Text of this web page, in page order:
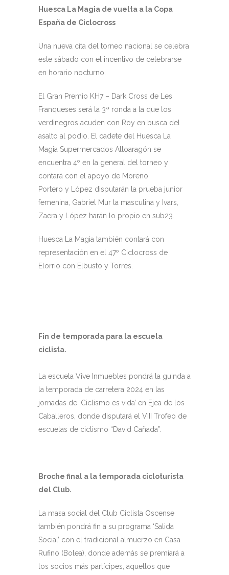
Huesca La Magia de vuelta a la Copa
España de Ciclocross
Una nueva cita del torneo nacional se celebra
este sábado con el incentivo de celebrarse
en horario nocturno.
El Gran Premio KH7 – Dark Cross de Les
Franqueses será la 3ª ronda a la que los
verdinegros acuden con Roy en busca del
asalto al podio. El cadete del Huesca La
Magia Supermercados Altoaragón se
encuentra 4º en la general del torneo y
contará con el apoyo de Moreno.
Portero y López disputarán la prueba junior
femenina, Gabriel Mur la masculina y Ivars,
Zaera y López harán lo propio en sub23.
Huesca La Magia también contará con
representación en el 47º Ciclocross de
Elorrio con Elbusto y Torres.
Fin de temporada para la escuela
ciclista.
La escuela Vive Inmuebles pondrá la guinda a
la temporada de carretera 2024 en las
jornadas de ‘Ciclismo es vida’ en Ejea de los
Caballeros, donde disputará el VIII Trofeo de
escuelas de ciclismo “David Cañada”.
Broche final a la temporada cicloturista
del Club.
La masa social del Club Ciclista Oscense
también pondrá fin a su programa ‘Salida
Social’ con el tradicional almuerzo en Casa
Rufino (Bolea), donde además se premiará a
los socios más partícipes, aquellos que